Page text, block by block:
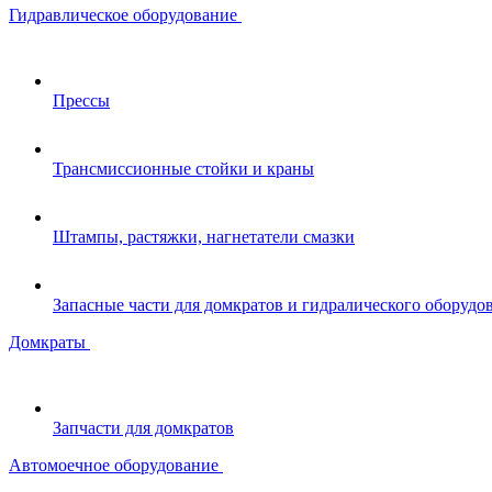
Гидравлическое оборудование
Прессы
Трансмиссионные стойки и краны
Штампы, растяжки, нагнетатели смазки
Запасные части для домкратов и гидралического
Домкраты
Запчасти для домкратов
Автомоечное оборудование